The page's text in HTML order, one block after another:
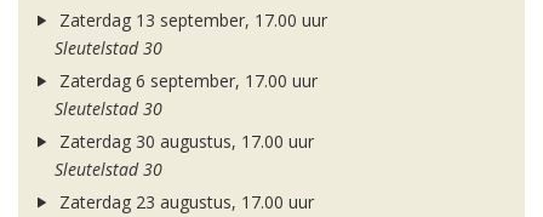
Zaterdag 13 september, 17.00 uur
Sleutelstad 30
Zaterdag 6 september, 17.00 uur
Sleutelstad 30
Zaterdag 30 augustus, 17.00 uur
Sleutelstad 30
Zaterdag 23 augustus, 17.00 uur